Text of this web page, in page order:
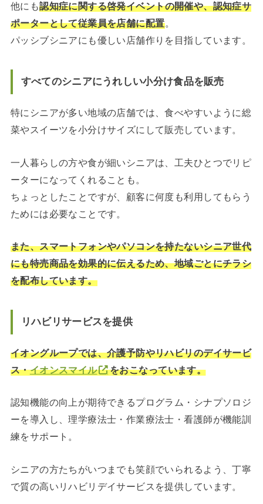
他にも認知症に関する啓発イベントの開催や、認知症サ
ポーターとして従業員を店舗に配置。
パッシブシニアにも優しい店舗作りを目指しています。
すべてのシニアにうれしい小分け食品を販売
特にシニアが多い地域の店舗では、食べやすいように総
菜やスイーツを小分けサイズにして販売しています。
一人暮らしの方や食が細いシニアは、工夫ひとつでリピ
ーターになってくれることも。
ちょっとしたことですが、顧客に何度も利用してもらう
ためには必要なことです。
また、スマートフォンやパソコンを持たないシニア世代
にも特売商品を効果的に伝えるため、地域ごとにチラシ
を配布しています。
リハビリサービスを提供
イオングループでは、介護予防やリハビリのデイサービ
ス・イオンスマイル をおこなっています。
認知機能の向上が期待できるプログラム・シナプソロジ
ーを導入し、理学療法士・作業療法士・看護師が機能訓
練をサポート。
シニアの方たちがいつまでも笑顔でいられるよう、丁寧
で質の高いリハビリデイサービスを提供しています。